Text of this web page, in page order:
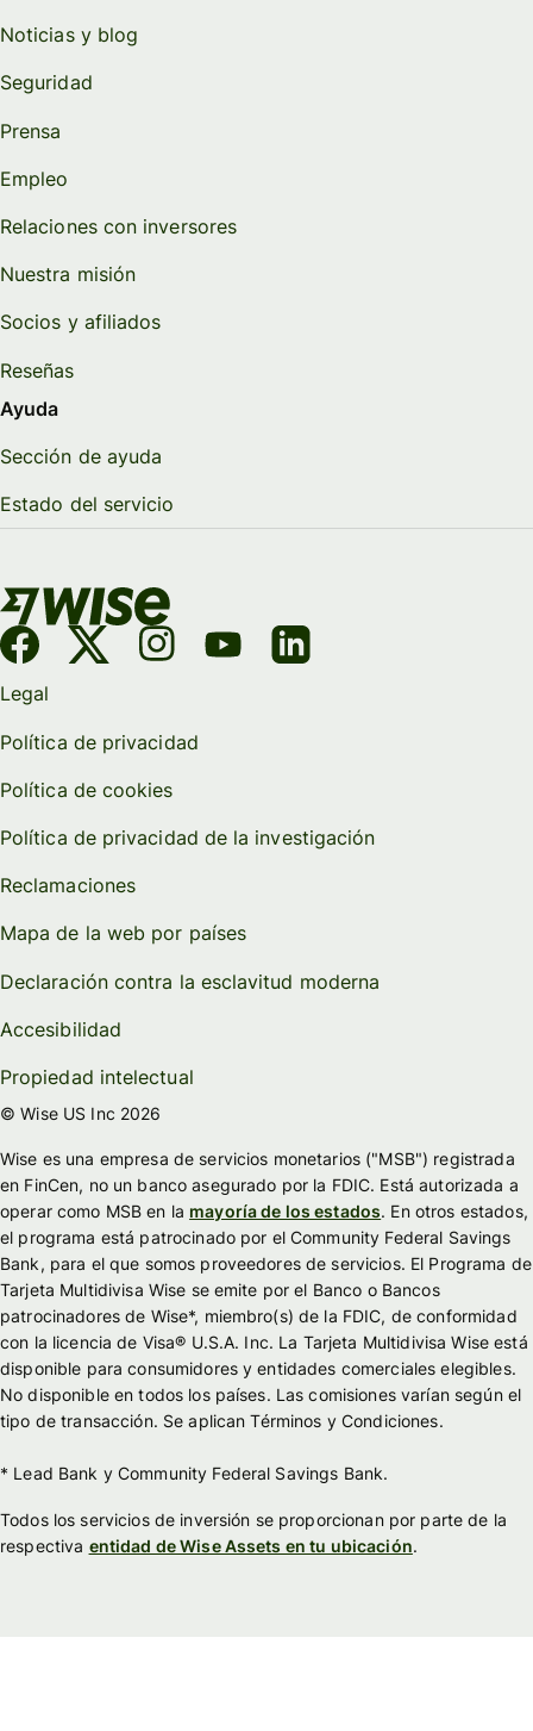
Noticias y blog
Seguridad
Prensa
Empleo
Relaciones con inversores
Nuestra misión
Socios y afiliados
Reseñas
Ayuda
Sección de ayuda
Estado del servicio
Legal
Política de privacidad
Política de cookies
Política de privacidad de la investigación
Reclamaciones
Mapa de la web por países
Declaración contra la esclavitud moderna
Accesibilidad
Propiedad intelectual
© Wise US Inc 2026
Wise es una empresa de servicios monetarios ("MSB") registrada
en FinCen, no un banco asegurado por la FDIC. Está autorizada a
operar como MSB en la mayoría de los estados. En otros estados,
el programa está patrocinado por el Community Federal Savings
Bank, para el que somos proveedores de servicios. El Programa de
Tarjeta Multidivisa Wise se emite por el Banco o Bancos
patrocinadores de Wise*, miembro(s) de la FDIC, de conformidad
con la licencia de Visa® U.S.A. Inc. La Tarjeta Multidivisa Wise está
disponible para consumidores y entidades comerciales elegibles.
No disponible en todos los países. Las comisiones varían según el
tipo de transacción. Se aplican Términos y Condiciones.
* Lead Bank y Community Federal Savings Bank.
Todos los servicios de inversión se proporcionan por parte de la
respectiva entidad de Wise Assets en tu ubicación.